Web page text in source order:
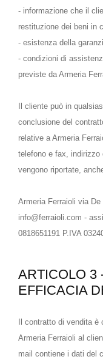
- informazione che il
restituzione dei beni in
- esistenza della
- condizioni di
previste da Armeria
Il cliente può in
conclusione del
relative a Armeria
telefono e fax,
vengono riportate,
Armeria Ferraioli via
info@ferraioli.com -
0818651191 P.IVA
ARTICOLO 3
EFFICACIA
Il contratto di vendita
Armeria Ferraioli al
mail contiene i dati del